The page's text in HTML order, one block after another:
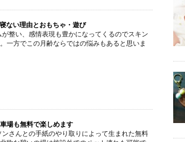
ない理由とおもちゃ・遊び
整い、感情表現も豊かになってくるのでスキン
一方でこの月齢ならではの悩みもあると思いま
場も無料で楽しめます
さんとの手紙のやり取りによって生まれた無料